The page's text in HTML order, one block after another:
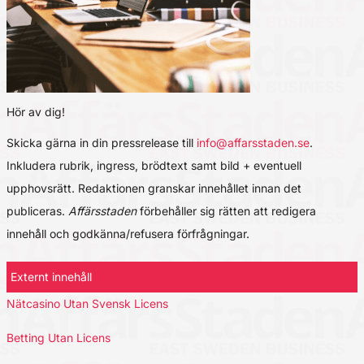
Hör av dig!
Skicka gärna in din pressrelease till info@affarsstaden.se.
Inkludera rubrik, ingress, brödtext samt bild + eventuell
upphovsrätt. Redaktionen granskar innehållet innan det
publiceras. Affärsstadenförbehåller sig rätten att redigera
innehåll och godkänna/refusera förfrågningar.
Externt innehåll
Nätcasino Utan Svensk Licens
Betting Utan Licens